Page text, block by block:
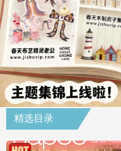
精选目录